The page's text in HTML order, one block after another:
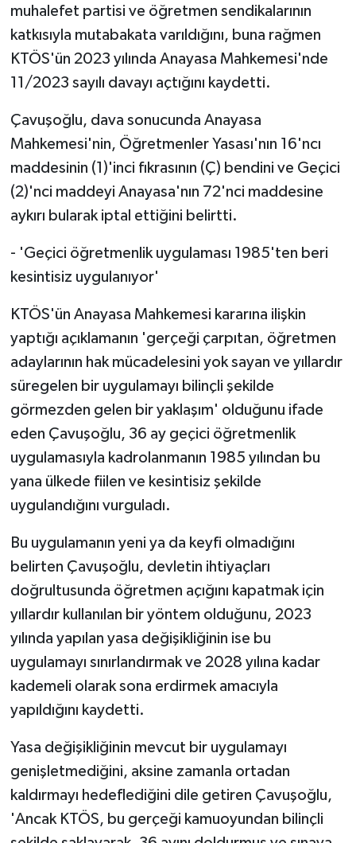
muhalefet partisi ve öğretmen sendikalarının
katkısıyla mutabakata varıldığını, buna rağmen
KTÖS'ün 2023 yılında Anayasa Mahkemesi'nde
11/2023 sayılı davayı açtığını kaydetti.
Çavuşoğlu, dava sonucunda Anayasa
Mahkemesi'nin, Öğretmenler Yasası'nın 16'ncı
maddesinin (1)'inci fıkrasının (Ç) bendini ve Geçici
(2)'nci maddeyi Anayasa'nın 72'nci maddesine
aykırı bularak iptal ettiğini belirtti.
- 'Geçici öğretmenlik uygulaması 1985'ten beri
kesintisiz uygulanıyor'
KTÖS'ün Anayasa Mahkemesi kararına ilişkin
yaptığı açıklamanın 'gerçeği çarpıtan, öğretmen
adaylarının hak mücadelesini yok sayan ve yıllardır
süregelen bir uygulamayı bilinçli şekilde
görmezden gelen bir yaklaşım' olduğunu ifade
eden Çavuşoğlu, 36 ay geçici öğretmenlik
uygulamasıyla kadrolanmanın 1985 yılından bu
yana ülkede fiilen ve kesintisiz şekilde
uygulandığını vurguladı.
Bu uygulamanın yeni ya da keyfi olmadığını
belirten Çavuşoğlu, devletin ihtiyaçları
doğrultusunda öğretmen açığını kapatmak için
yıllardır kullanılan bir yöntem olduğunu, 2023
yılında yapılan yasa değişikliğinin ise bu
uygulamayı sınırlandırmak ve 2028 yılına kadar
kademeli olarak sona erdirmek amacıyla
yapıldığını kaydetti.
Yasa değişikliğinin mevcut bir uygulamayı
genişletmediğini, aksine zamanla ortadan
kaldırmayı hedeflediğini dile getiren Çavuşoğlu,
'Ancak KTÖS, bu gerçeği kamuoyundan bilinçli
SPOR
TATLISU
TEKNOLOJİ
TİCARET
YAŞAM